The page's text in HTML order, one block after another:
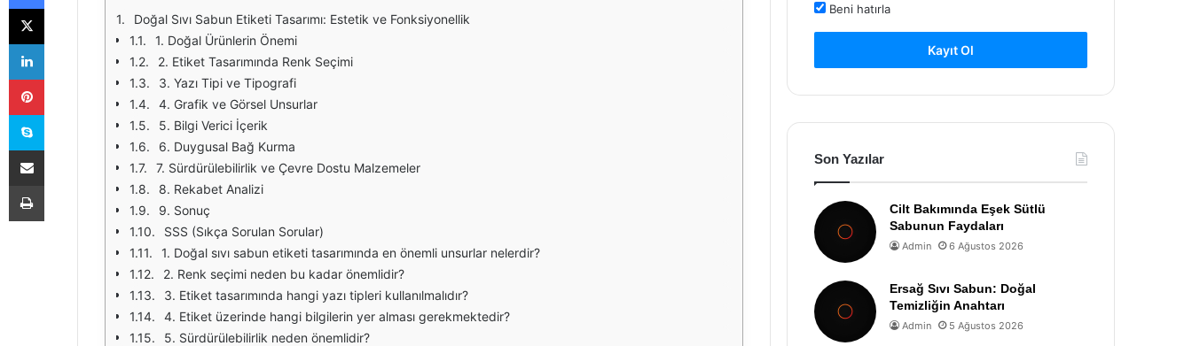
Doğal Sıvı Sabun Etiketi Tasarımı: Estetik ve Fonksiyonellik
1. Doğal Ürünlerin Önemi
2. Etiket Tasarımında Renk Seçimi
3. Yazı Tipi ve Tipografi
4. Grafik ve Görsel Unsurlar
5. Bilgi Verici İçerik
6. Duygusal Bağ Kurma
7. Sürdürülebilirlik ve Çevre Dostu Malzemeler
8. Rekabet Analizi
9. Sonuç
SSS (Sıkça Sorulan Sorular)
1. Doğal sıvı sabun etiketi tasarımında en önemli unsurlar nelerdir?
2. Renk seçimi neden bu kadar önemlidir?
3. Etiket tasarımında hangi yazı tipleri kullanılmalıdır?
4. Etiket üzerinde hangi bilgilerin yer alması gerekmektedir?
5. Sürdürülebilirlik neden önemlidir?
Beni hatırla
Kayıt Ol
Son Yazılar
Cilt Bakımında Eşek Sütlü
Sabunun Faydaları
Admin 6 Ağustos 2026
Ersağ Sıvı Sabun: Doğal
Temizliğin Anahtarı
Admin 5 Ağustos 2026
X
LinkedIn
Pinterest
Skype
E-Posta ile paylaş